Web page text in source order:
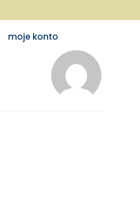
moje konto